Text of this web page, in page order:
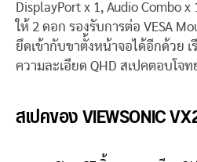
DisplayPort x 1, Audio Combo
ให้ 2 ดอก รองรับการต่อ VESA
ยึดเข้ากับขาตั้งหน้าจอได้อีกด้วย
ความละเอียด QHD สเปคตอบโจท
สเปคของ VIEWSONIC